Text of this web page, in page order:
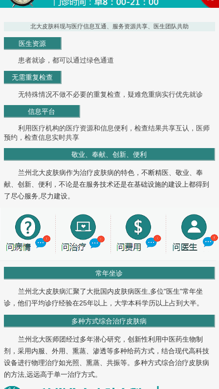
北大皮肤科现与医疗信息互通、服务资源共享、医生团队共助
医生资源
患者就诊，都可以通过绿色通道
无需重复检查
无特殊情况不做不必要的重复检查，疑难危重病实行优先就诊
信息平台
利用医疗机构的医疗资源和信息便利，检查结果共享互认，医师
预约，检查信息实时共享
敬业、奉献、创新、便利
兰州北大皮肤病作为治疗皮肤病的特色，不断精医、敬业、奉
献、创新、便利，不论是在服务技术还是在基础设施的建设上都得到
了尽心服务,尽力建设。
常年坐诊
兰州北大皮肤病汇聚了大批国内皮肤病医生,多位"医生"常年坐
诊，他们平均诊疗经验在25年以上，大学本科学历以上占到大半。
多种方式综合治疗皮肤病
兰州北大医师团经过多年潜心研究，创新性利用中医药生物制
剂，采用内服、外用、熏蒸、渗透等多种给药方式，结合现代高科技
设备进行物理治疗如光照、熏蒸、共振等。多种方式综合治疗皮肤病
的方法,远远高于单一治疗方式。